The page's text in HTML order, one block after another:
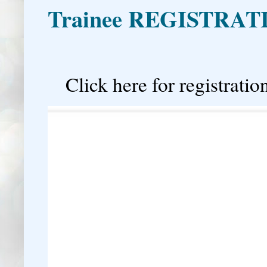
Trainee
Click here for